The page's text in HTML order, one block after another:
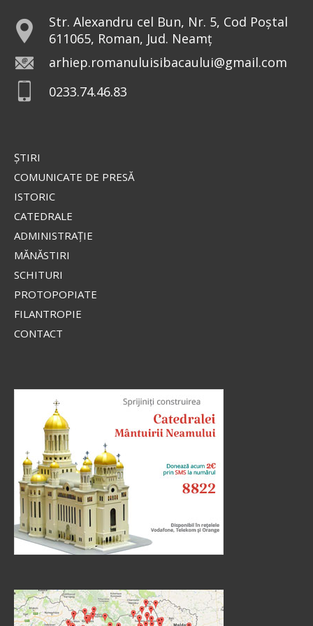
Str. Alexandru cel Bun, Nr. 5, Cod Poștal
611065, Roman, Jud. Neamț
arhiep.romanuluisibacaului@gmail.com
0233.74.46.83
ŞTIRI
COMUNICATE DE PRESĂ
ISTORIC
CATEDRALE
ADMINISTRAŢIE
MĂNĂSTIRI
SCHITURI
PROTOPOPIATE
FILANTROPIE
CONTACT